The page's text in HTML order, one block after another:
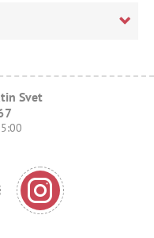
Svet